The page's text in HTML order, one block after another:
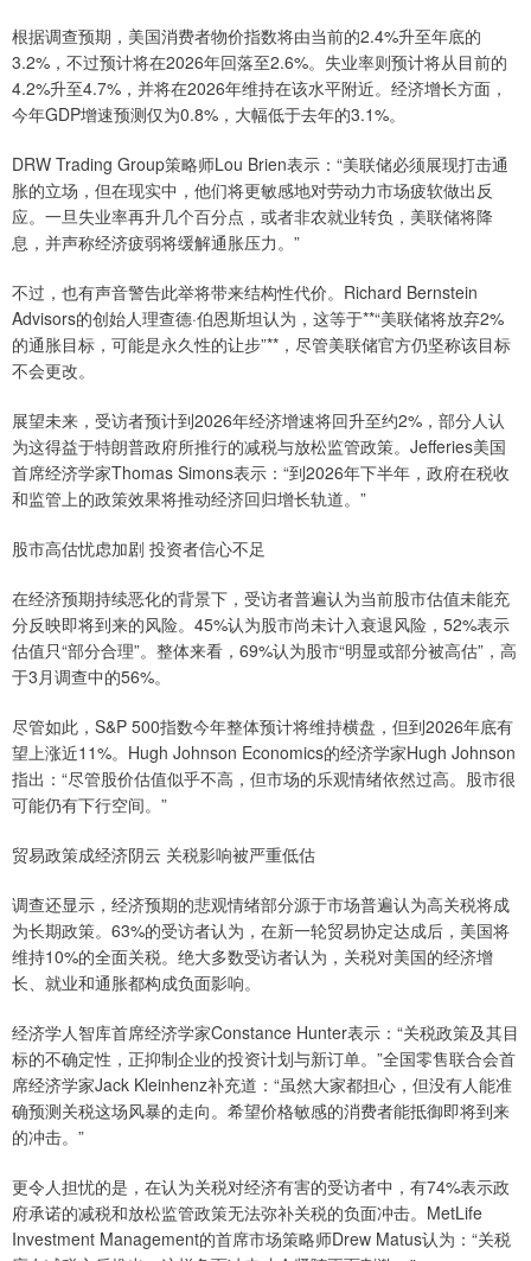
根据调查预期，美国消费者物价指数将由当前的2.4%升至年底的
3.2%，不过预计将在2026年回落至2.6%。失业率则预计将从目前的
4.2%升至4.7%，并将在2026年维持在该水平附近。经济增长方面，
今年GDP增速预测仅为0.8%，大幅低于去年的3.1%。
DRW Trading Group策略师Lou Brien表示：“美联储必须展现打击通
胀的立场，但在现实中，他们将更敏感地对劳动力市场疲软做出反
应。一旦失业率再升几个百分点，或者非农就业转负，美联储将降
息，并声称经济疲弱将缓解通胀压力。”
不过，也有声音警告此举将带来结构性代价。Richard Bernstein
Advisors的创始人理查德·伯恩斯坦认为，这等于**“美联储将放弃2%
的通胀目标，可能是永久性的让步”**，尽管美联储官方仍坚称该目标
不会更改。
展望未来，受访者预计到2026年经济增速将回升至约2%，部分人认
为这得益于特朗普政府所推行的减税与放松监管政策。Jefferies美国
首席经济学家Thomas Simons表示：“到2026年下半年，政府在税收
和监管上的政策效果将推动经济回归增长轨道。”
股市高估忧虑加剧 投资者信心不足
在经济预期持续恶化的背景下，受访者普遍认为当前股市估值未能充
分反映即将到来的风险。45%认为股市尚未计入衰退风险，52%表示
估值只“部分合理”。整体来看，69%认为股市“明显或部分被高估”，高
于3月调查中的56%。
尽管如此，S&P 500指数今年整体预计将维持横盘，但到2026年底有
望上涨近11%。Hugh Johnson Economics的经济学家Hugh Johnson
指出：“尽管股价估值似乎不高，但市场的乐观情绪依然过高。股市很
可能仍有下行空间。”
贸易政策成经济阴云 关税影响被严重低估
调查还显示，经济预期的悲观情绪部分源于市场普遍认为高关税将成
为长期政策。63%的受访者认为，在新一轮贸易协定达成后，美国将
维持10%的全面关税。绝大多数受访者认为，关税对美国的经济增
长、就业和通胀都构成负面影响。
经济学人智库首席经济学家Constance Hunter表示：“关税政策及其目
标的不确定性，正抑制企业的投资计划与新订单。”全国零售联合会首
席经济学家Jack Kleinhenz补充道：“虽然大家都担心，但没有人能准
确预测关税这场风暴的走向。希望价格敏感的消费者能抵御即将到来
的冲击。”
更令人担忧的是，在认为关税对经济有害的受访者中，有74%表示政
府承诺的减税和放松监管政策无法弥补关税的负面冲击。MetLife
Investment Management的首席市场策略师Drew Matus认为：“关税